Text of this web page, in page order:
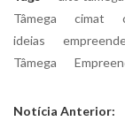
Tâmega
cimat
ideias
Tâmega
Notícia Anterior: